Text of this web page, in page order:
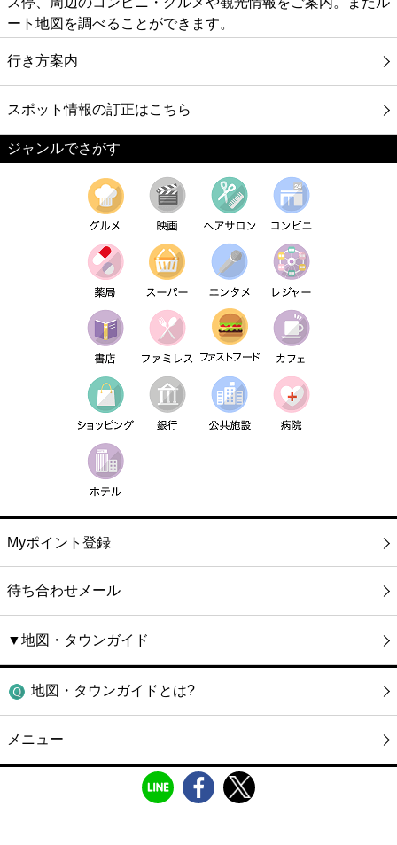
ート地図を調べることができます。
行き方案内
スポット情報の訂正はこちら
ジャンルでさがす
Myポイント登録
待ち合わせメール
▼地図・タウンガイド
地図・タウンガイドとは?
メニュー